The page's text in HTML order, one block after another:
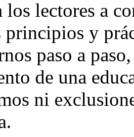
los lectores a
principios y
paso a
de una
ni